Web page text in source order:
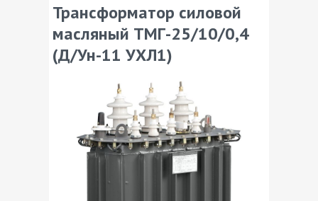
Трансформатор силовой
масляный ТМГ-25/10/0,4
(Д/Ун-11 УХЛ1)